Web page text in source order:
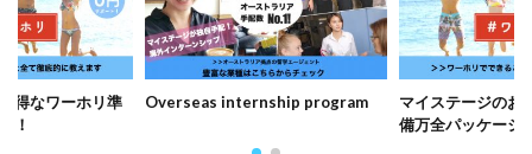
program
マイステージのお得なワーホリ準
Overseas